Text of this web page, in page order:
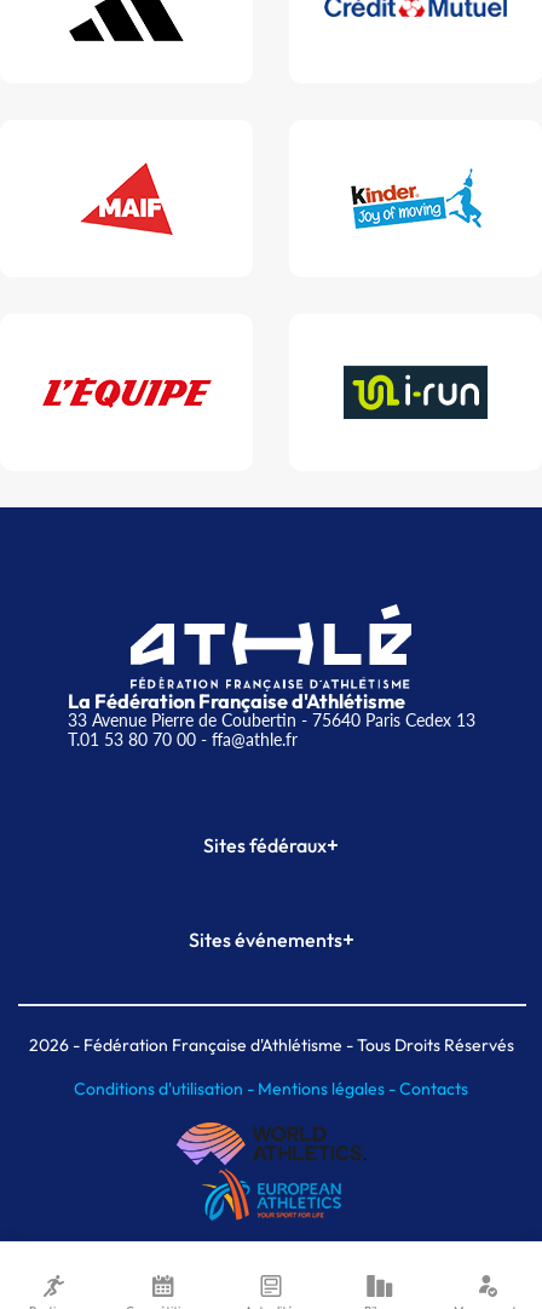
La Fédération Française d'Athlétisme
33 Avenue Pierre de Coubertin - 75640 Paris Cedex 13
T.01 53 80 70 00- ffa@athle.fr
Sites fédéraux+
Plateforme Formation
Sites événements+
Meeting de Paris indoor
MAIF Ekiden de Paris
2026- Fédération Française d'Athlétisme - Tous Droits Réservés
Conditions d'utilisation - Mentions légales -Contacts